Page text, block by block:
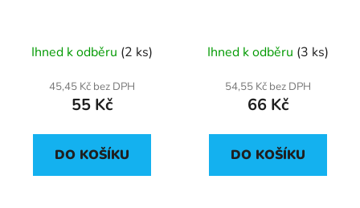
Ihned k odběru (2 ks)
45,45 Kč bez DPH
55 Kč
DO KOŠÍKU
Ihned k odběru (3 ks)
54,55 Kč bez DPH
66 Kč
DO KOŠÍKU